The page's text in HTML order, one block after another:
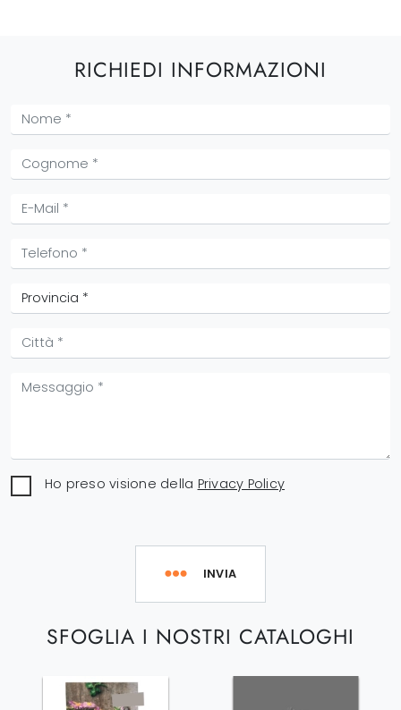
SFOGLIA I NOSTRI CATALOGHI
RICHIEDI INFORMAZIONI
Ho preso visione della Privacy Policy
INVIA